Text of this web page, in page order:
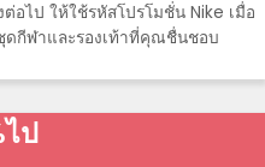
อไป ให้ใช้รหัสโปรโมชั่น Nike เมื่อ
ดกีฬาและรองเท้าที่คุณชื่นชอบ
ไป